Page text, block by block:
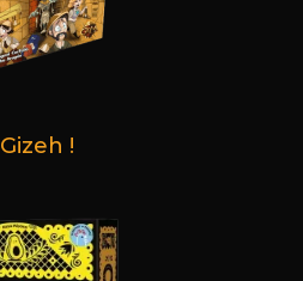
Gizeh !